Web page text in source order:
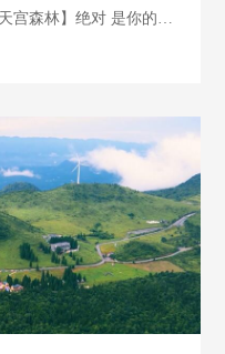
宫森林】绝对 是你的不